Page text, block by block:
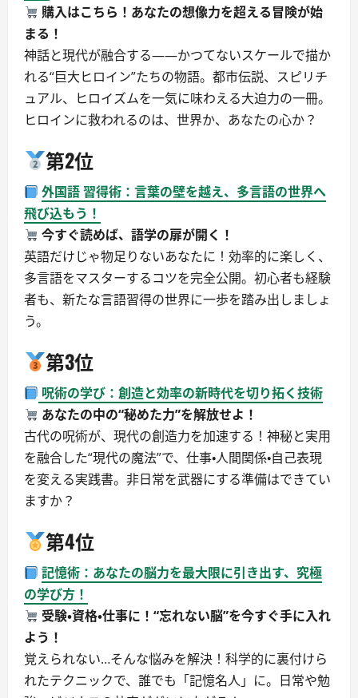
購入はこちら！あなたの想像力を超える冒険が始
まる！
神話と現代が融合する――かつてないスケールで描か
れる“巨大ヒロイン”たちの物語。都市伝説、スピリチ
ュアル、ヒロイズムを一気に味わえる大迫力の一冊。
ヒロインに救われるのは、世界か、あなたの心か？
第2位
外国語 習得術：言葉の壁を越え、多言語の世界へ
飛び込もう！
今すぐ読めば、語学の扉が開く！
英語だけじゃ物足りないあなたに！効率的に楽しく、
多言語をマスターするコツを完全公開。初心者も経験
者も、新たな言語習得の世界に一歩を踏み出しましょ
う。
第3位
呪術の学び：創造と効率の新時代を切り拓く技術
あなたの中の“秘めた力”を解放せよ！
古代の呪術が、現代の創造力を加速する！神秘と実用
を融合した“現代の魔法”で、仕事・人間関係・自己表現
を変える実践書。非日常を武器にする準備はできてい
ますか？
第4位
記憶術：あなたの脳力を最大限に引き出す、究極
の学び方！
受験・資格・仕事に！“忘れない脳”を今すぐ手に入れ
よう！
覚えられない…そんな悩みを解決！科学的に裏付けら
れたテクニックで、誰でも「記憶名人」に。日常や勉